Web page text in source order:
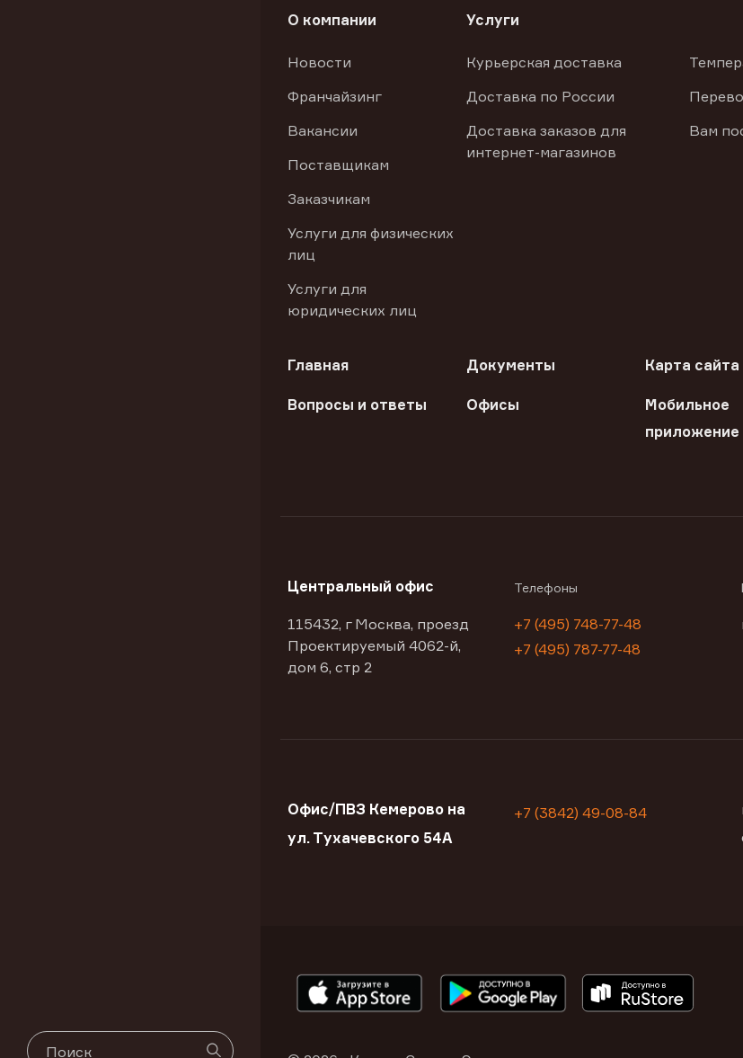
О компании
Новости
Франчайзинг
Вакансии
Поставщикам
Заказчикам
Услуги для физических
лиц
Услуги для
юридических лиц
Услуги
Курьерская доставка
Доставка по России
Доставка заказов для
интернет-магазинов
Вам
Главная Документы Карта сайта
Вопросы и ответы Офисы
Мобильное
приложение
Центральный офис
115432, г Москва, проезд
Проектируемый 4062-й,
дом 6, стр 2
Телефоны
+7 (495) 748-77-48
+7 (495) 787-77-48
Офис/ПВЗ Кемерово на
ул. Тухачевского 54А
+7 (3842) 49-08-84